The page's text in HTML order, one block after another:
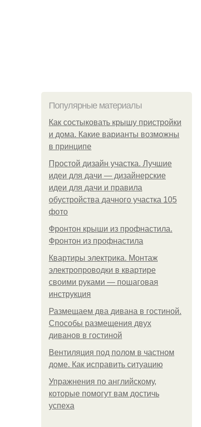
Популярные материалы
Как состыковать крышу пристройки
и дома. Какие варианты возможны
в принципе
Простой дизайн участка. Лучшие
идеи для дачи — дизайнерские
идеи для дачи и правила
обустройства дачного участка 105
фото
Фронтон крыши из профнастила.
Фронтон из профнастила
Квартиры электрика. Монтаж
электропроводки в квартире
своими руками — пошаговая
инструкция
Размещаем два дивана в гостиной.
Способы размещения двух
диванов в гостиной
Вентиляция под полом в частном
доме. Как исправить ситуацию
Упражнения по английскому,
которые помогут вам достичь
успеха